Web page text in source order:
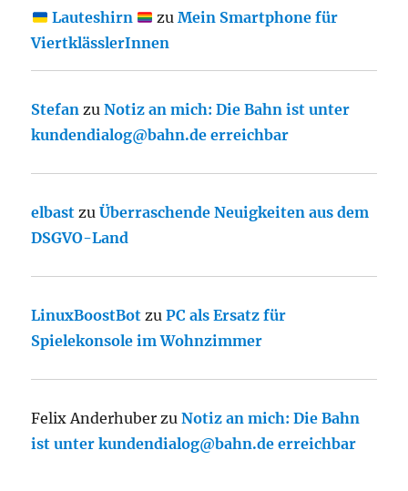
Lauteshirn zu Mein Smartphone für
ViertklässlerInnen
Stefan zuNotiz an mich: Die Bahn ist unter
kundendialog@bahn.de erreichbar
elbast zuÜberraschende Neuigkeiten aus dem
DSGVO-Land
LinuxBoostBot zuPC als Ersatz für
Spielekonsole im Wohnzimmer
Felix Anderhuber zuNotiz an mich: Die Bahn
ist unter kundendialog@bahn.de erreichbar